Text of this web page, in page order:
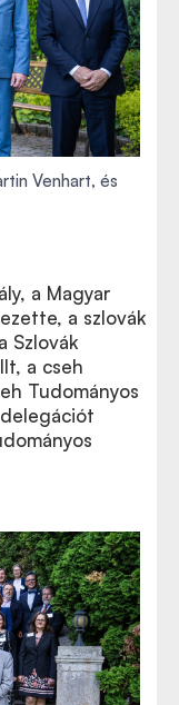
Venhart, és
a Magyar
a szlovák
Szlovák
a cseh
Tudományos